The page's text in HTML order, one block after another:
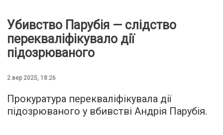
Убивство Парубія — слідство
перекваліфікувало дії
підозрюваного
2 вер 2025, 18:26
Прокуратура перекваліфікувала дії
підозрюваного у вбивстві Андрія Парубія.